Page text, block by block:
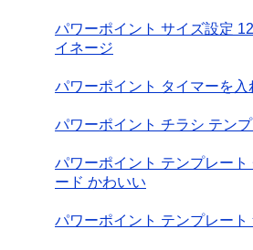
パワーポイント サイズ設定
イネージ
パワーポイント タイマーを入
パワーポイント チラシ テンプ
パワーポイント テンプレート
ード かわいい
パワーポイント テンプレート